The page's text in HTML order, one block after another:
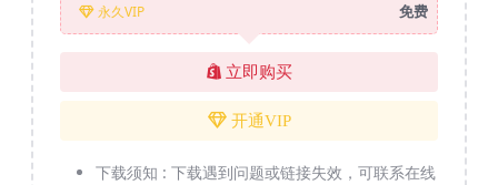
永久VIP 免费
立即购买
开通VIP
下载须知 : 下载遇到问题或链接失效，可联系在线